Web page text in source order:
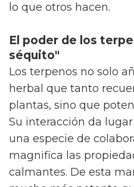
lo que otros hacen.
El poder de los
séquito"
Los terpenos no solo
herbal que tanto
plantas, sino que
Su interacción da lugar
una especie de
magnifica las
calmantes. De esta